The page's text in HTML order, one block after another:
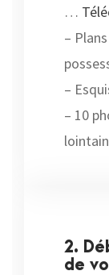
…
–
–
– 10
lointain
2.
de